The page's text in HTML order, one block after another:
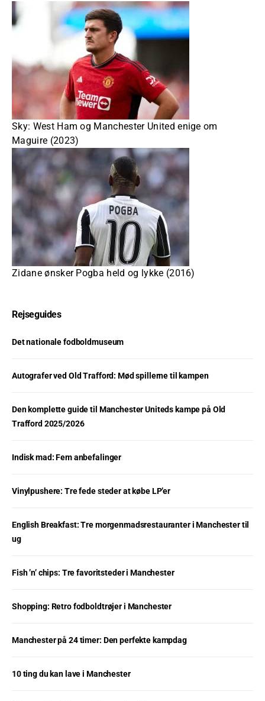
Sky: West Ham og Manchester United enige om
Maguire (2023)
Zidane ønsker Pogba held og lykke (2016)
Rejseguides
Det nationale fodboldmuseum
Autografer ved Old Trafford: Mød spillerne til kampen
Den komplette guide til Manchester Uniteds kampe på Old
Trafford 2025/2026
Indisk mad: Fem anbefalinger
Vinylpushere: Tre fede steder at købe LP’er
English Breakfast: Tre morgenmadsrestauranter i Manchester til
ug
Fish ’n’ chips: Tre favoritsteder i Manchester
Shopping: Retro fodboldtrøjer i Manchester
Manchester på 24 timer: Den perfekte kampdag
10 ting du kan lave i Manchester